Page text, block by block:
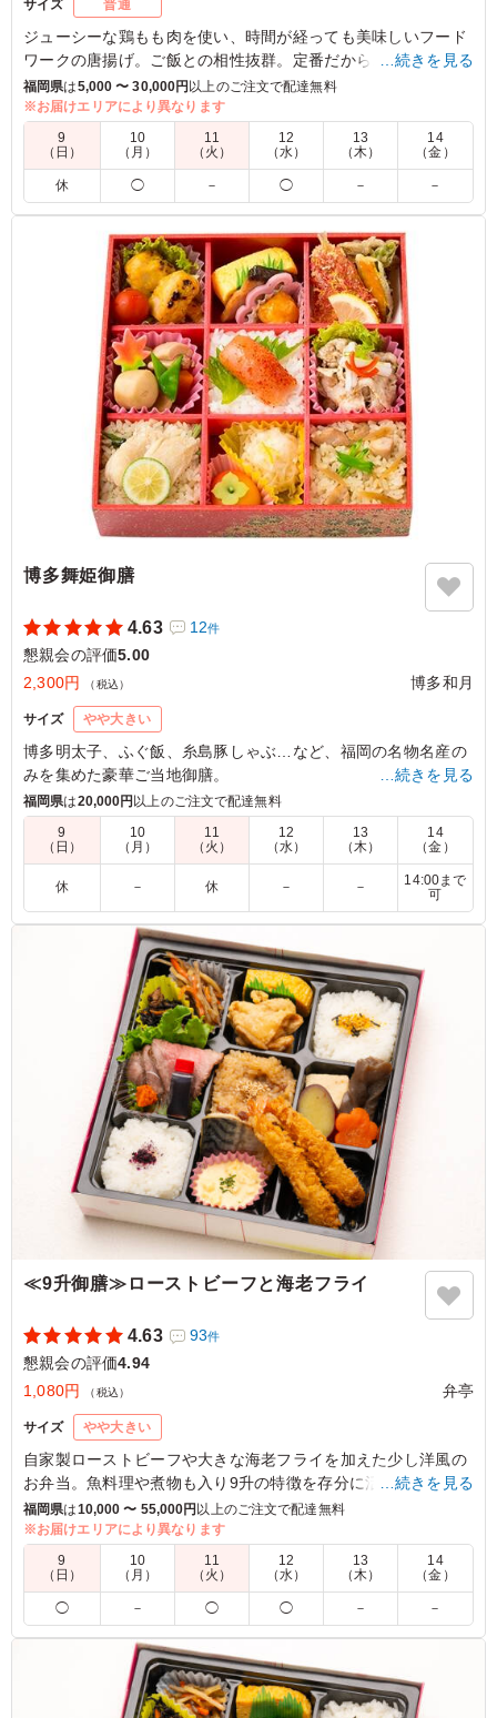
サイズ 普通
ジューシーな鶏もも肉を使い、時間が経っても美味しいフード
ワークの唐揚げ。ご飯との相性抜群。定番だからこそ使いやす
い、ぜひ会議やロケでご利用ください。
5.0 アットホームワーク
フードワークさんのからあげお弁当を懇親会用に用意しま
したが、見た目の彩りもよく、ボリュームもあって参加者
から大変好評でした。味付けもちょうどよく、定評のある
味付けでシンプルイズベストで、どの年代の方にも喜ばれ
ました。準備もスムーズで安心感がありました。
ご利用シーン：懇親会›懇親会
福岡県福岡市博多区博多駅南2025/05/30
…続きを見る
福岡県は5,000 〜 30,000円 以上のご注文で配達無料
※お届けエリアにより異なります
9
（日）
10
（月）
11
（火）
12
（水）
13
（木）
14
（金）
休 ◯ － ◯ － －
博多舞姫御膳
4.63 12件
懇親会の評価5.00
2,300円
（税込） 博多和月
サイズ やや大きい
博多明太子、ふぐ飯、糸島豚しゃぶ…など、福岡の名物名産の
みを集めた豪華ご当地御膳。
5.0
とにかく上品で、とてもきれいでした。色々な味が楽し
め、バランスよく味もどれも美味しかったです。
ご利用シーン：懇親会›懇親会
福岡県北九州市若松区響町2025/10/09
…続きを見る
福岡県は20,000円以上のご注文で配達無料
9
（日）
10
（月）
11
（火）
12
（水）
13
（木）
14
（金）
休 － 休 － －
14:00まで
可
≪9升御膳≫ローストビーフと海老フライ
4.63 93件
懇親会の評価4.94
1,080円
（税込） 弁亭
サイズ やや大きい
自家製ローストビーフや大きな海老フライを加えた少し洋風の
お弁当。魚料理や煮物も入り9升の特徴を存分に活かしており
ます。
※当店のだし巻きはザラメを使用していますので焦げが混入し
ていますが品質上問題ございません。
5.0 和白東1-4 町内会
9マス 弁当は食べやすいし、見た目も鮮やかで大好評でし
た。 ローストビーフは 厚切り 3枚も、 エビフライは 画像
よりも小さかったので少し残念な気もしましたが、 煮物
…続きを見る
福岡県は10,000 〜 55,000円 以上のご注文で配達無料
※お届けエリアにより異なります
9
（日）
10
（月）
11
（火）
12
（水）
13
（木）
14
（金）
◯ － ◯ ◯ － －